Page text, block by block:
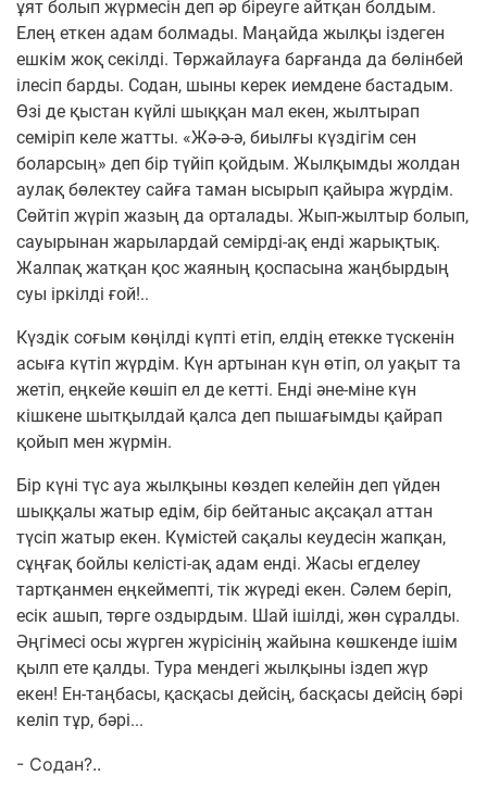
ұят болып жүрмесін деп әр біреуге айтқан болдым.
Елең еткен адам болмады. Маңайда жылқы іздеген
ешкім жоқ секілді. Төржайлауға барғанда да бөлінбей
ілесіп барды. Содан, шыны керек иемдене бастадым.
Өзі де қыстан күйлі шыққан мал екен, жылтырап
семіріп келе жатты. «Жә-ә-ә, биылғы күздігім сен
боларсың» деп бір түйіп қойдым. Жылқымды жолдан
аулақ бөлектеу сайға таман ысырып қайыра жүрдім.
Сөйтіп жүріп жазың да орталады. Жып-жылтыр болып,
сауырынан жарылардай семірді-ақ енді жарықтық.
Жалпақ жатқан қос жаяның қоспасына жаңбырдың
суы іркілді ғой!..
Күздік соғым көңілді күпті етіп, елдің етекке түскенін
асыға күтіп жүрдім. Күн артынан күн өтіп, ол уақыт та
жетіп, еңкейе көшіп ел де кетті. Енді әне-міне күн
кішкене шытқылдай қалса деп пышағымды қайрап
қойып мен жүрмін.
Бір күні түс ауа жылқыны көздеп келейін деп үйден
шыққалы жатыр едім, бір бейтаныс ақсақал аттан
түсіп жатыр екен. Күмістей сақалы кеудесін жапқан,
сұңғақ бойлы келісті-ақ адам енді. Жасы егделеу
тартқанмен еңкеймепті, тік жүреді екен. Сәлем беріп,
есік ашып, төрге оздырдым. Шай ішілді, жөн сұралды.
Әңгімесі осы жүрген жүрісінің жайына көшкенде ішім
қылп ете қалды. Тура мендегі жылқыны іздеп жүр
екен! Ен-таңбасы, қасқасы дейсің, басқасы дейсің бәрі
келіп тұр, бәрі...
- Содан?..